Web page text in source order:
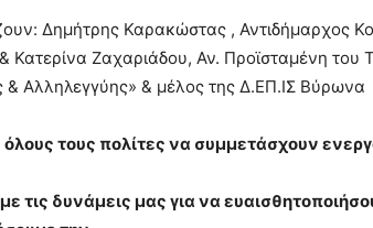
Δημήτρης Καρακώστας , Αντιδήμαρχος
Κατερίνα Ζαχαριάδου, Αν. Προϊσταμένη του
& Αλληλεγγύης» & μέλος της Δ.ΕΠ.ΙΣ Βύρωνα
τους πολίτες να συμμετάσχουν
τις δυνάμεις μας για να